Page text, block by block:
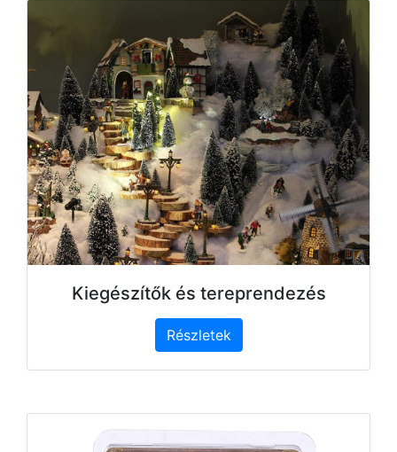
Kiegészítők és tereprendezés
Részletek